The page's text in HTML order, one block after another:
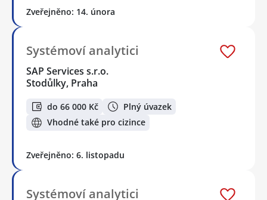
Zveřejněno: 14. února
Systémoví analytici
SAP Services s.r.o.
Stodůlky, Praha
do 66 000 Kč
Plný úvazek
Vhodné také pro cizince
Zveřejněno: 6. listopadu
Systémoví analytici